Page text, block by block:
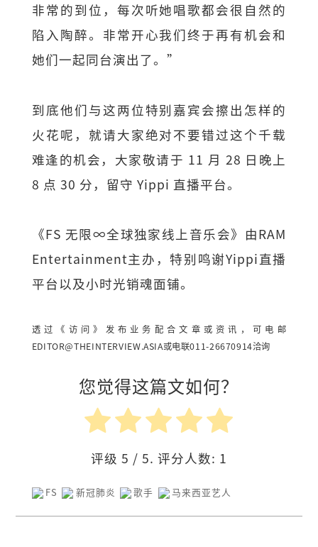
非常的到位，每次听她唱歌都会很自然的
陷入陶醉。非常开心我们终于再有机会和
她们一起同台演出了。”
到底他们与这两位特别嘉宾会擦出怎样的
火花呢，就请大家绝对不要错过这个千载
难逢的机会，大家敬请于 11 月 28 日晚上
8 点 30 分，留守 Yippi 直播平台。
《FS 无限∞全球独家线上音乐会》由RAM
Entertainment主办，特别鸣谢Yippi直播
平台以及小时光销魂面铺。
透过《访问》发布业务配合文章或资讯，可电邮
EDITOR@THEINTERVIEW.ASIA或电联011-26670914洽询
您觉得这篇文如何？
评级 5 / 5. 评分人数: 1
FS 新冠肺炎 歌手 马来西亚艺人